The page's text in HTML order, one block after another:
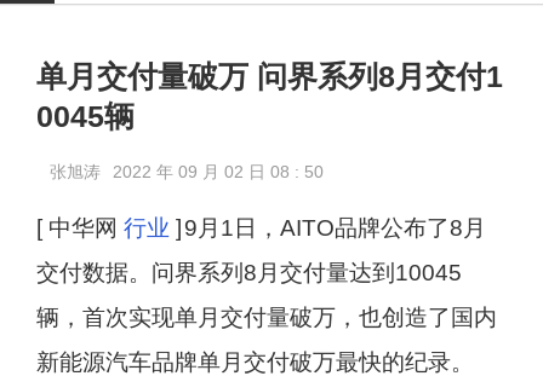
单月交付量破万 问界系列8月交付1
0045辆
张旭涛 2022 年 09 月 02 日 08 : 50
[ 中华网 行业 ] 9月1日，AITO品牌公布了8月
交付数据。问界系列8月交付量达到10045
辆，首次实现单月交付量破万，也创造了国内
新能源汽车品牌单月交付破万最快的纪录。